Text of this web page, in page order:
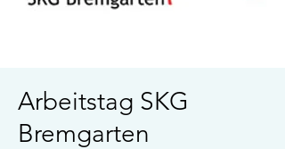
Arbeitstag SKG
Bremgarten